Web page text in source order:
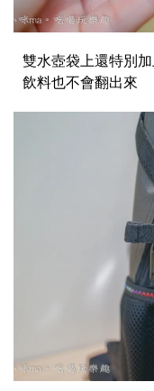
雙水壺袋上還特別
飲料也不會翻出來